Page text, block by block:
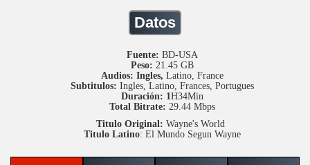
Datos
Fuente: BD-USA
Peso: 21.45 GB
Audios: Ingles, Latino, France
Subtitulos: Ingles, Latino, Frances, Portugues
Duración: 1H34Min
Total Bitrate: 29.44 Mbps
Titulo Original: Wayne's World
Titulo Latino: El Mundo Segun Wayne